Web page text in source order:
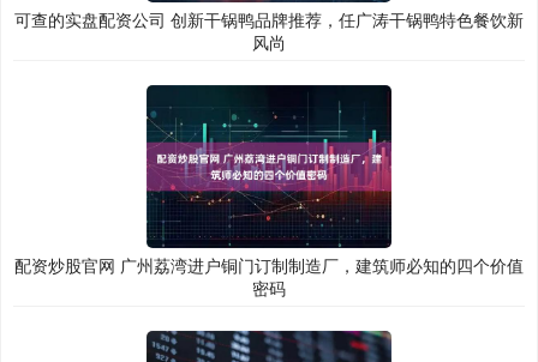
可查的实盘配资公司 创新干锅鸭品牌推荐，任广涛干锅鸭特色餐饮新
风尚
配资炒股官网 广州荔湾进户铜门订制制造厂，建筑师必知的四个价值
密码